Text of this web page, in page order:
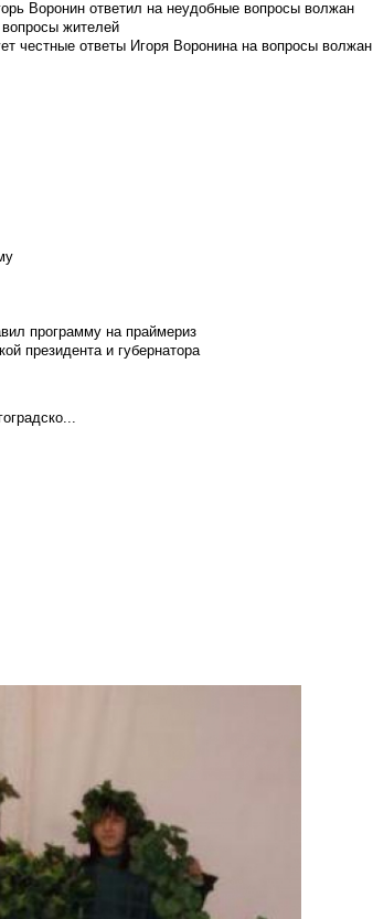
Воронин ответил на неудобные вопросы волжан
жителей
честные ответы Игоря Воронина на вопросы волжан
программу на праймериз
президента и губернатора